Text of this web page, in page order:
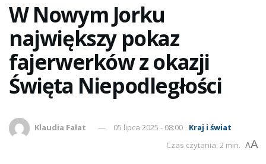
W Nowym Jorku
największy pokaz
fajerwerków z okazji
Święta Niepodległości
Klaudia Fałat 05 lipca 2025 - 08:00
Kraj i świat
Czas czytania: 2 min. AA